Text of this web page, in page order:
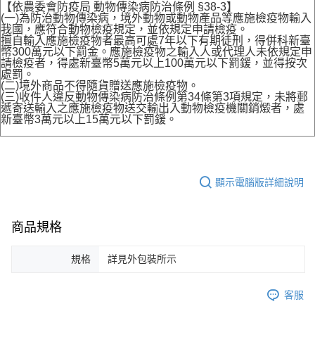
【依農委會防疫局 動物傳染病防治條例 §38-3】
(一)為防治動物傳染病，境外動物或動物產品等應施檢疫物輸入
我國，應符合動物檢疫規定，並依規定申請檢疫。
擅自輸入應施檢疫物者最高可處7年以下有期徒刑，得併科新臺
幣300萬元以下罰金。應施檢疫物之輸入人或代理人未依規定申
請檢疫者，得處新臺幣5萬元以上100萬元以下罰鍰，並得按次
處罰。
(二)境外商品不得隨貨贈送應施檢疫物。
(三)收件人違反動物傳染病防治條例第34條第3項規定，未將郵
遞寄送輸入之應施檢疫物送交輸出入動物檢疫機關銷燬者，處
新臺幣3萬元以上15萬元以下罰鍰。
顯示電腦版詳細說明
商品規格
規格 詳見外包裝所示
客服